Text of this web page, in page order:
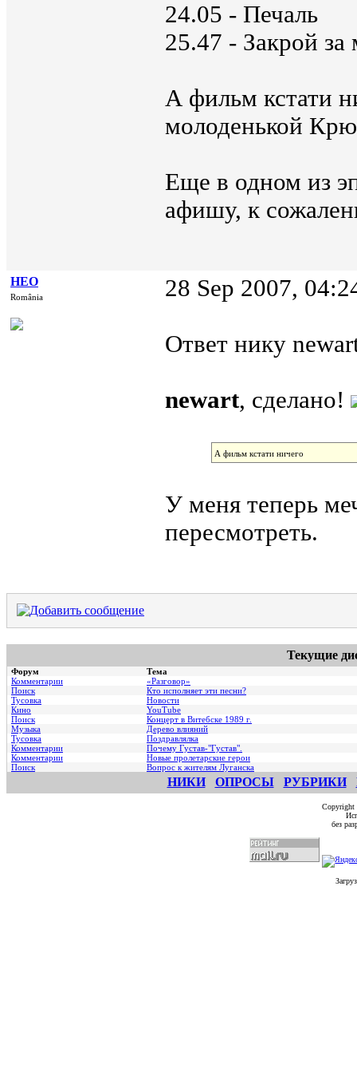
24.05 - Печаль
25.47 - Закрой за
А фильм кстати
молоденькой
Еще в одном из
афишу, к
НЕО
România 28 Sep 2007,
Ответ нику
newart, сделано!
А фильм кстати ничего
У меня теперь
пересмотреть.
Текущие
Форум
Тема
Комментарии
«Разговор»
Поиск
Кто исполняет эти песни?
Тусовка
Новости
Кино
YouTube
Поиск
Концерт в Витебске 1989 г.
Музыка
Дерево влияний
Тусовка
Поздравлялка
Комментарии
Почему Густав-"Густав".
Комментарии
Hовые пролетарские герои
Поиск
Вопрос к жителям Луганска
НИКИ ОПРОСЫ РУБРИКИ
без